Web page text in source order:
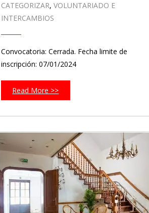
CATEGORIZAR, VOLUNTARIADO E
INTERCAMBIOS
Convocatoria: Cerrada. Fecha limite de
inscripción: 07/01/2024
Read More >>